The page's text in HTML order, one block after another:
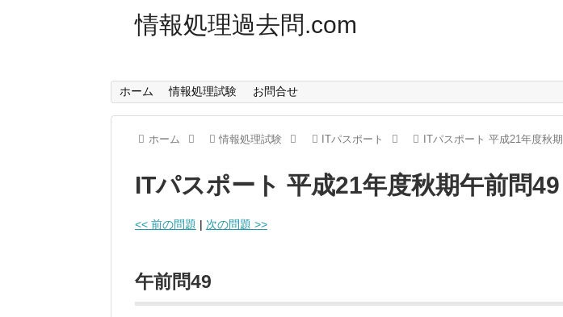
情報処理過去問.com
ホーム 情報処理試験 お問合せ
ホーム 情報処理試験 ITパスポート ITパスポート 平成21年度秋期
ITパスポート 平成21年度秋期午前問49
<< 前の問題 | 次の問題 >>
午前問49